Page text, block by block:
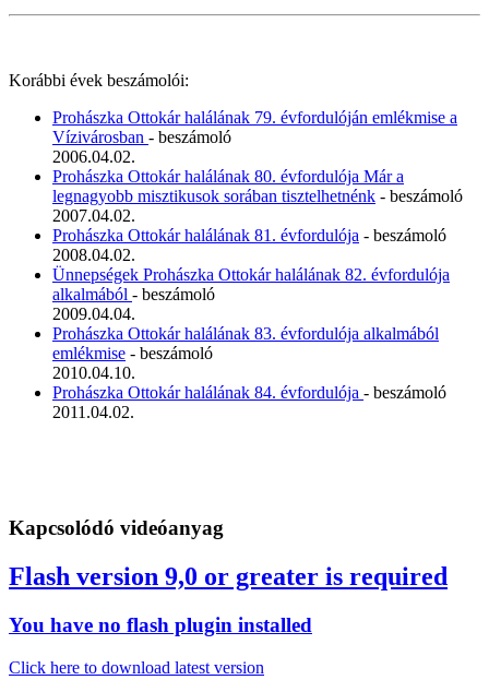
Korábbi évek beszámolói:
Prohászka Ottokár halálának 79. évfordulóján emlékmise a
Vízivárosban - beszámoló
2006.04.02.
Prohászka Ottokár halálának 80. évfordulója Már a
legnagyobb misztikusok sorában tisztelhetnénk - beszámoló
2007.04.02.
Prohászka Ottokár halálának 81. évfordulója - beszámoló
2008.04.02.
Ünnepségek Prohászka Ottokár halálának 82. évfordulója
alkalmából - beszámoló
2009.04.04.
Prohászka Ottokár halálának 83. évfordulója alkalmából
emlékmise - beszámoló
2010.04.10.
Prohászka Ottokár halálának 84. évfordulója - beszámoló
2011.04.02.
Kapcsolódó videóanyag
Flash version 9,0 or greater is required
You have no flash plugin installed
Click here to download latest version